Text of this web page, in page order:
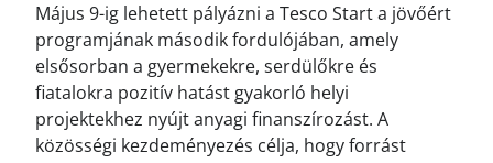
Május 9-ig lehetett pályázni a Tesco Start a jövőért
programjának második fordulójában, amely
elsősorban a gyermekekre, serdülőkre és
fiatalokra pozitív hatást gyakorló helyi
projektekhez nyújt anyagi finanszírozást. A
közösségi kezdeményezés célja, hogy forrást